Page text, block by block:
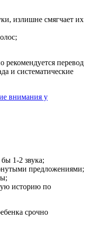
излишне смягчает их
перевод
и систематические
внимания у
1-2 звука;
предложениями;
историю по
срочно